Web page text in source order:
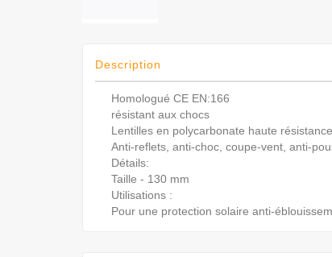
Description
Homologué CE EN:166
résistant aux chocs
Lentilles en polycarbonate haute
Anti-reflets, anti-choc, coupe-vent, anti-
Détails:
Taille - 130 mm
Utilisations :
Pour une protection solaire anti-